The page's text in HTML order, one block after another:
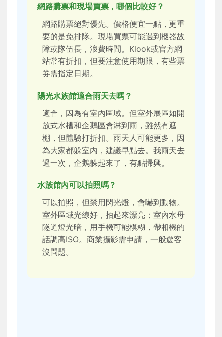
網路購票和現場買票，哪個比較好？
網路購票絕對優先。價格便宜一點，更重
要的是免排隊。現場買票可能遇到機器故
障或隊伍長，浪費時間。Klook或官方網
站常有折扣，但要注意使用期限，有些票
券需指定日期。
陽光水族館適合雨天去嗎？
適合，因為有室內區域。但室外展區如開
放式水槽和企鵝區會淋到雨，雖然有遮
棚，但體驗打折扣。雨天人可能更多，因
為大家都躲室內，建議早點去。我雨天去
過一次，企鵝躲起來了，有點掃興。
水族館內可以拍照嗎？
可以拍照，但禁用閃光燈，會嚇到動物。
室外區域光線好，拍起來漂亮；室內水母
隧道燈光暗，用手機可能模糊，帶相機的
話調高ISO。商業攝影需申請，一般遊客
沒問題。